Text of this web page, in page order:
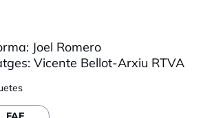
Joel Romero
Vicente Bellot-Arxiu RTVA